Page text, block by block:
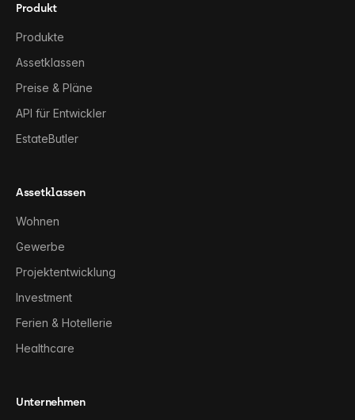
Produkt
Produkte
Assetklassen
Preise & Pläne
API für Entwickler
EstateButler
Assetklassen
Wohnen
Gewerbe
Projektentwicklung
Investment
Ferien & Hotellerie
Healthcare
Unternehmen